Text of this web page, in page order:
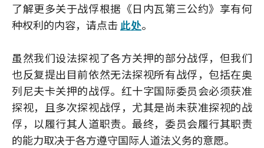
了解更多关于战俘根据《日内瓦第三公约》享有何
种权利的内容，请点击 此处。
虽然我们设法探视了各方关押的部分战俘，但我们
也反复提出目前依然无法探视所有战俘，包括在奥
列尼夫卡关押的战俘。红十字国际委员会必须获准
探视，且多次探视战俘，尤其是尚未获准探视的战
俘，以履行其人道职责。最终，委员会履行其职责
的能力取决于各方遵守国际人道法义务的意愿。